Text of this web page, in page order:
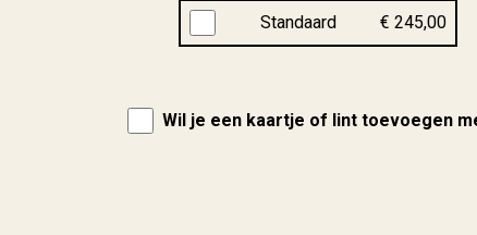
Standaard € 245,00
Wil je een kaartje of lint toevoegen